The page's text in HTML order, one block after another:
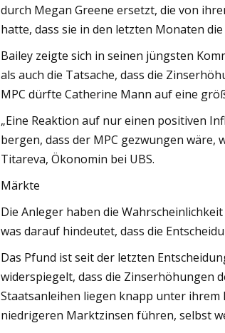
durch Megan Greene ersetzt, die von
hatte, dass sie in den letzten Monaten
Bailey zeigte sich in seinen jüngsten
als auch die Tatsache, dass die
MPC dürfte Catherine Mann auf eine
„Eine Reaktion auf nur einen positiven
bergen, dass der MPC gezwungen
Titareva, Ökonomin bei UBS.
Märkte
Die Anleger haben die
was darauf hindeutet, dass die
Das Pfund ist seit der letzten
widerspiegelt, dass die Zinserhöhungen
Staatsanleihen liegen knapp unter ihrem
niedrigeren Marktzinsen führen, selbst